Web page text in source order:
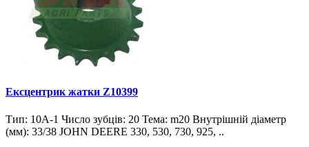
Ексцентрик жатки Z10399
Тип: 10A-1 Число зубців: 20 Тема: m20 Внутрішній діаметр
(мм): 33/38 JOHN DEERE 330, 530, 730, 925, ..